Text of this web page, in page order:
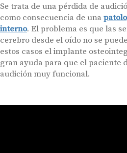
Se trata de una pérdida de
como consecuencia de una
interno. El problema es que las
cerebro desde el oído no se
estos casos el implante
gran ayuda para que el paciente
audición muy funcional.